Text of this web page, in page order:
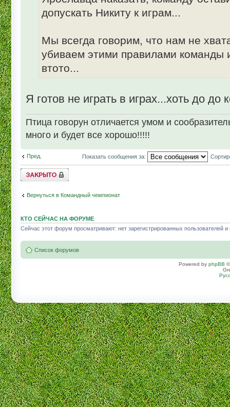
допускать Никиту к играм...
Мы всегда говорим, что нам не
убиваем этими правилами команды
втото...
Я готов не играть в играх...хоть до до
Птица говорун отличается умом и
много и будет все хорошо!!!!!
Пред. Показать сообщения за:
Topic locked
Вернуться в Командный чемпионат
КТО СЕЙЧАС НА ФОРУМЕ
Сейчас этот форум просматривают: нет зарегистрированных пользователей и
Список форумов
Powered by phpBB